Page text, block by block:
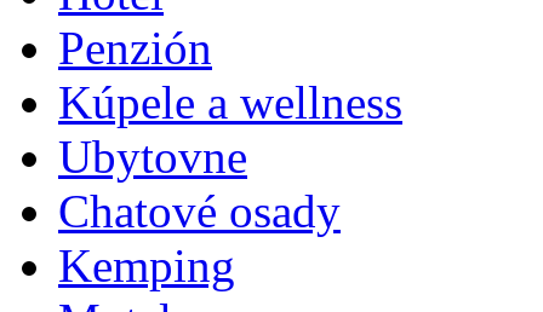
Penzión
Kúpele a wellness
Ubytovne
Chatové osady
Kemping